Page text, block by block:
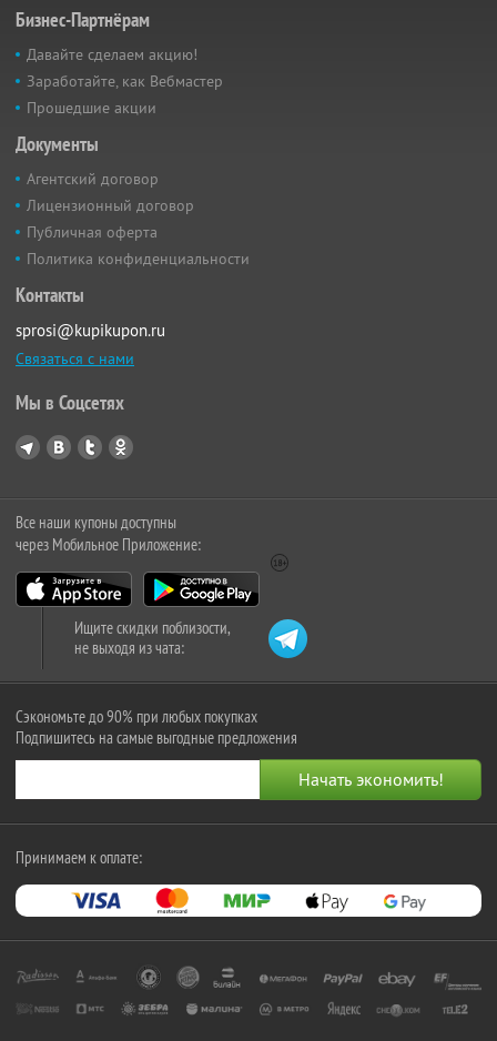
Бизнес-Партнёрам
Давайте сделаем акцию!
Заработайте, как Вебмастер
Прошедшие акции
Документы
Агентский договор
Лицензионный договор
Публичная оферта
Политика конфиденциальности
Контакты
sprosi@kupikupon.ru
Связаться с нами
Мы в Соцсетях
Все наши купоны доступны
через Мобильное Приложение:
Ищите скидки поблизости,
не выходя из чата:
Сэкономьте до 90% при любых покупках
Подпишитесь на самые выгодные предложения
Принимаем к оплате: